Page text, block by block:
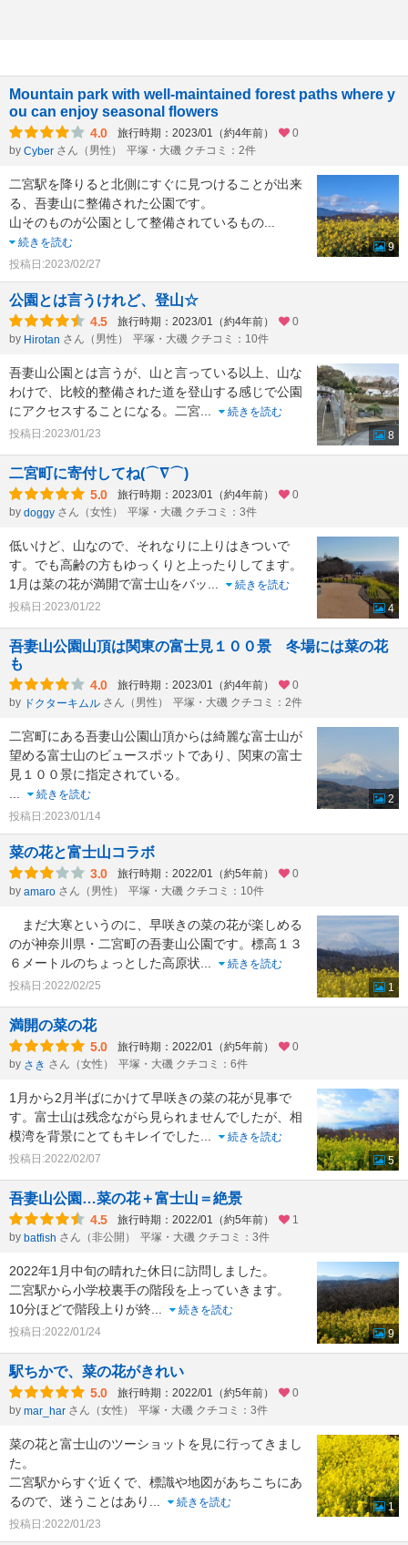
Mountain park with well-maintained forest paths where y
ou can enjoy seasonal flowers
4.0 旅行時期：2023/01（約4年前）
0
by Cyber さん（男性） 平塚・大磯 クチコミ：2件
二宮駅を降りると北側にすぐに見つけることが出来
る、吾妻山に整備された公園です。
山そのものが公園として整備されているもの
続きを読む
投稿日:2023/02/27
9
公園とは言うけれど、登山☆
4.5 旅行時期：2023/01（約4年前）
0
by Hirotan さん（男性） 平塚・大磯 クチコミ：10件
吾妻山公園とは言うが、山と言っている以上、山な
わけで、比較的整備された道を登山する感じで公園
にアクセスすることになる。二宮
続きを読む
投稿日:2023/01/23
8
二宮町に寄付してね(⌒∇⌒)
5.0 旅行時期：2023/01（約4年前）
0
by doggy さん（女性） 平塚・大磯 クチコミ：3件
低いけど、山なので、それなりに上りはきついで
す。でも高齢の方もゆっくりと上ったりしてます。
1月は菜の花が満開で富士山をバッ
続きを読む
投稿日:2023/01/22
4
吾妻山公園山頂は関東の富士見１００景 冬場には菜の花
も
4.0 旅行時期：2023/01（約4年前）
0
by ドクターキムル さん（男性） 平塚・大磯 クチコミ：2件
二宮町にある吾妻山公園山頂からは綺麗な富士山が
望める富士山のビュースポットであり、関東の富士
見１００景に指定されている。
続きを読む
投稿日:2023/01/14
2
菜の花と富士山コラボ
3.0 旅行時期：2022/01（約5年前）
0
by amaro さん（男性） 平塚・大磯 クチコミ：10件
まだ大寒というのに、早咲きの菜の花が楽しめる
のが神奈川県・二宮町の吾妻山公園です。標高１３
６メートルのちょっとした高原状
続きを読む
投稿日:2022/02/25
1
満開の菜の花
5.0 旅行時期：2022/01（約5年前）
0
by さき さん（女性） 平塚・大磯 クチコミ：6件
1月から2月半ばにかけて早咲きの菜の花が見事で
す。富士山は残念ながら見られませんでしたが、相
模湾を背景にとてもキレイでした
続きを読む
投稿日:2022/02/07
5
吾妻山公園…菜の花＋富士山＝絶景
4.5 旅行時期：2022/01（約5年前）
1
by batfish さん（非公開） 平塚・大磯 クチコミ：3件
2022年1月中旬の晴れた休日に訪問しました。
二宮駅から小学校裏手の階段を上っていきます。
10分ほどで階段上りが終
続きを読む
投稿日:2022/01/24
9
駅ちかで、菜の花がきれい
5.0 旅行時期：2022/01（約5年前）
0
by mar_har さん（女性） 平塚・大磯 クチコミ：3件
菜の花と富士山のツーショットを見に行ってきまし
た。
二宮駅からすぐ近くで、標識や地図があちこちにあ
るので、迷うことはあり
続きを読む
投稿日:2022/01/23
1